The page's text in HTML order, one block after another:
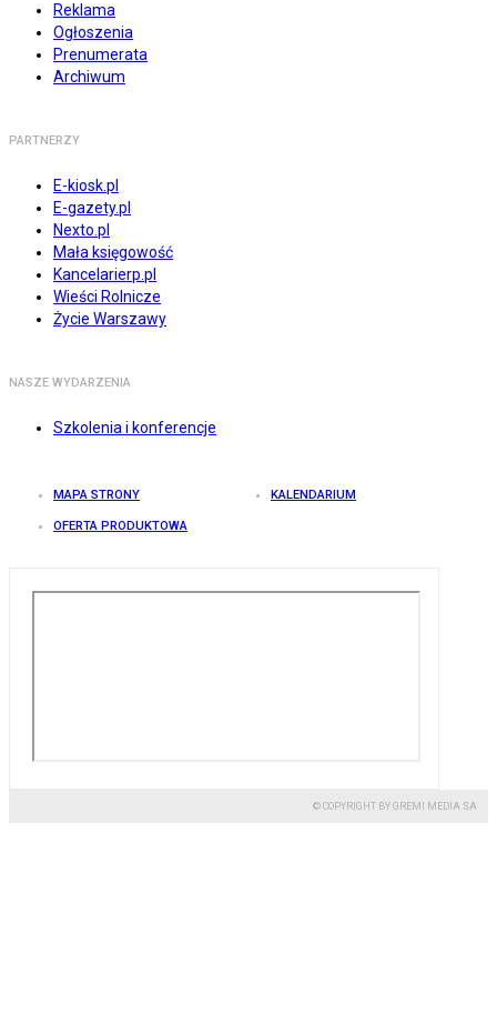
Reklama
Ogłoszenia
Prenumerata
Archiwum
PARTNERZY
E-kiosk.pl
E-gazety.pl
Nexto.pl
Mała księgowość
Kancelarierp.pl
Wieści Rolnicze
Życie Warszawy
NASZE WYDARZENIA
Szkolenia i konferencje
MAPA STRONY KALENDARIUM
OFERTA PRODUKTOWA
© COPYRIGHT BY GREMI MEDIA SA